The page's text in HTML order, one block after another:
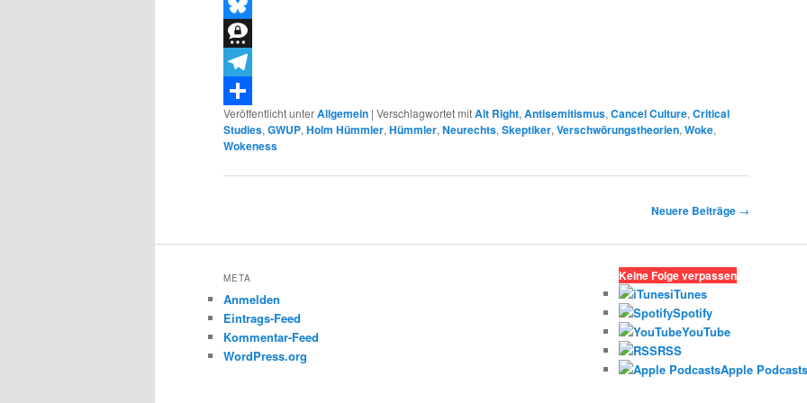
Threads
Bluesky
Threema
Telegram
Teilen
Veröffentlicht unterAllgemein | Verschlagwortet mitAlt Right, Antisemitismus, Cancel Culture, Critical
Studies, GWUP, Holm Hümmler, Hümmler, Neurechts, Skeptiker, Verschwörungstheorien, Woke,
Wokeness
Neuere Beiträge →
META
Anmelden
Eintrags-Feed
Kommentar-Feed
WordPress.org
Keine Folge verpassen
iTunes
Spotify
YouTube
RSS
Apple